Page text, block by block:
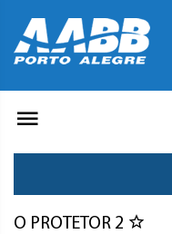
O PROTETOR 2